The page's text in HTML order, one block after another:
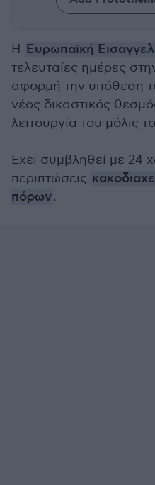
Η Ευρωπαϊκή
τελευταίες ημέρες
αφορμή την υπόθεση
νέος δικαστικός
λειτουργία του μόλις
Εχει συμβληθεί με 24
περιπτώσεις
πόρων.